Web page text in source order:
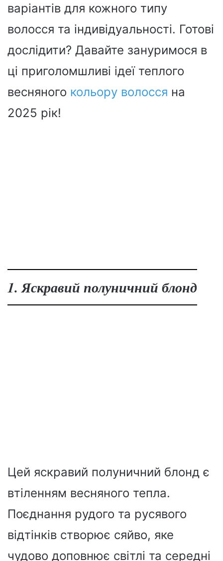
варіантів для кожного типу
волосся та індивідуальності. Готові
дослідити? Давайте зануримося в
ці приголомшливі ідеї теплого
весняного кольору волосся на
2025 рік!
1. Яскравий полуничний блонд
Цей яскравий полуничний блонд є
втіленням весняного тепла.
Поєднання рудого та русявого
відтінків створює сяйво, яке
чудово доповнює світлі та середні